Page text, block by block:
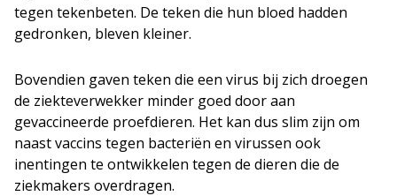
tegen tekenbeten. De teken die hun bloed hadden
gedronken, bleven kleiner.
Bovendien gaven teken die een virus bij zich droegen
de ziekteverwekker minder goed door aan
gevaccineerde proefdieren. Het kan dus slim zijn om
naast vaccins tegen bacteriën en virussen ook
inentingen te ontwikkelen tegen de dieren die de
ziekmakers overdragen.